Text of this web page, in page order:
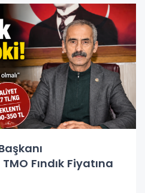
Fındık Fiyatına